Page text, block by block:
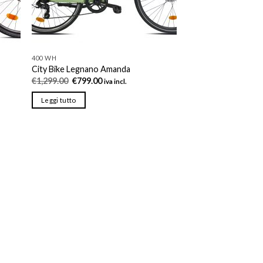
400 WH
City Bike Legnano Amanda
€1,299.00 Il
era:
€799.00Iliva incl.
Leggi tutto